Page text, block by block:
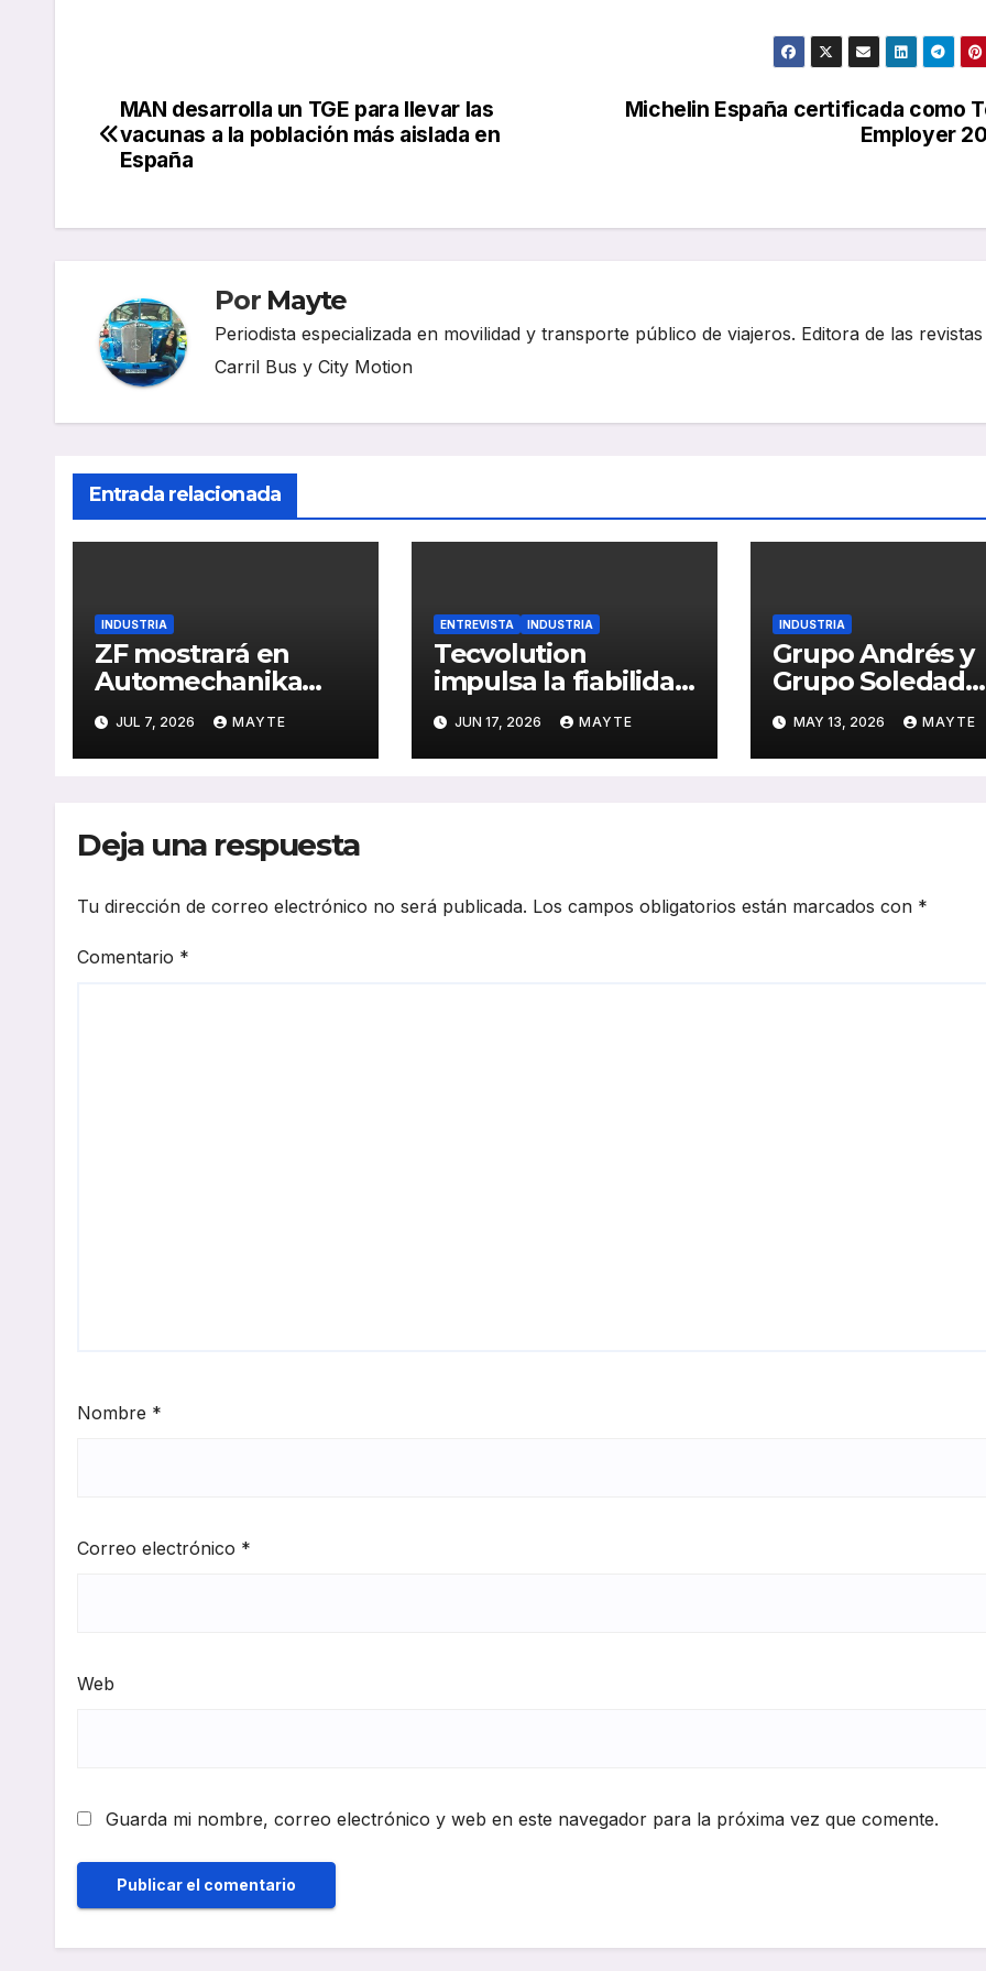
Navegación
de
Michelin España certificada como
Employer
MAN desarrolla un TGE para llevar las
vacunas a la población más aislada en
España
Por Mayte
Periodista especializada en movilidad y transporte público de viajeros. Editora de las revistas
Carril Bus y City Motion
Entrada relacionada
INDUSTRIA
ZF mostrará en
Automechanika
Frankfurt 2026 sus
nuevas soluciones
de IA, formación en
JUL 7, 2026 MAYTE
ENTREVISTA INDUSTRIA
Tecvolution
impulsa la fiabilidad
operativa en flotas
con baterías
diseñadas “desde la
JUN 17, 2026 MAYTE
INDUSTRIA
Grupo Andrés y
Grupo Soledad
impulsan
en España con
alianza
MAY 13, 2026 MAYTE
Deja una respuesta
Tu dirección de correo electrónico no será publicada. Los campos obligatorios están marcados con *
Comentario *
Nombre *
Correo electrónico *
Web
Guarda mi nombre, correo electrónico y web en este navegador para la próxima vez que comente.